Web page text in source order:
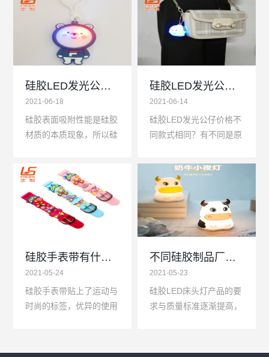
硅胶LED发光公仔容易吸灰尘的原因是什么？
2021-06-18
硅胶表面吸附性能是硅胶
材质的本质现象，所以硅
较强的吸附能力，硅胶
LED发光公仔吸附周围灰
尘以及杂物的几率很大，
但...
硅胶LED发光公仔钥匙扣的质量标准不同,价格差异较大
2021-06-14
硅胶LED发光公仔价格不
同款式相同？有不同是原
硅胶厂家，而生产加工主
要是靠走量，当你一款硅
胶LED发光公仔的产能
一...
硅胶手表带有什么优势？
2021-05-24
硅胶手表带贴上了运动与
时尚的标签，优异的使用
然真皮表带和金属表带依
不同硅胶制品厂家的硅胶LED床头灯质量标准和价格差异较大
2021-05-23
硅胶LED床头灯产品的要
求与质量标准逐渐提高，
区别，质量并不一样，所